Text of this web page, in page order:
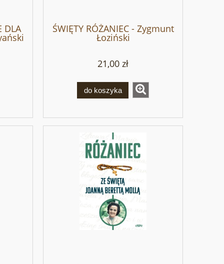
DLA ŚWIĘTY RÓŻANIEC - Zygmunt
Łoziński
21,00 zł
do koszyka